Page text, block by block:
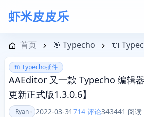
虾米皮皮乐
航菜单
首页 🎯 Typecho 🔌
🔌 Typecho插件
AAEditor 又一款 Typecho 编辑
更新正式版1.3.0.6】
Ryan 2022-03-31714 评论343441 阅读